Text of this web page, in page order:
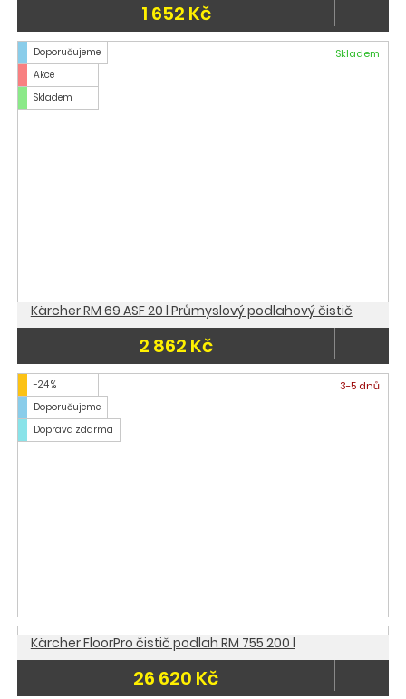
1 652 Kč
Doporučujeme
Akce
Skladem
Skladem
Kärcher RM 69 ASF 20 l Průmyslový podlahový čistič
2 862 Kč
-24 %
Doporučujeme
Doprava zdarma
3-5 dnů
Kärcher FloorPro čistič podlah RM 755 200 l
26 620 Kč